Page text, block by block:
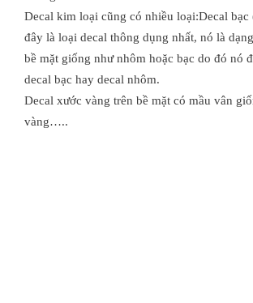
Decal kim loại cũng có nhiều loại:Decal bạc
đây là loại decal thông dụng nhất, nó là
bề mặt giống như nhôm hoặc bạc do đó nó
decal bạc hay decal nhôm.
Decal xước vàng trên bề mặt có mầu vân
vàng…..